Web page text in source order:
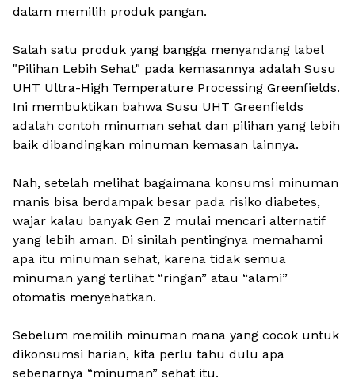
dalam memilih produk pangan.
Salah satu produk yang bangga menyandang label
"Pilihan Lebih Sehat" pada kemasannya adalah Susu
UHT Ultra-High Temperature Processing Greenfields.
Ini membuktikan bahwa Susu UHT Greenfields
adalah contoh minuman sehat dan pilihan yang lebih
baik dibandingkan minuman kemasan lainnya.
Nah, setelah melihat bagaimana konsumsi minuman
manis bisa berdampak besar pada risiko diabetes,
wajar kalau banyak Gen Z mulai mencari alternatif
yang lebih aman. Di sinilah pentingnya memahami
apa itu minuman sehat, karena tidak semua
minuman yang terlihat “ringan” atau “alami”
otomatis menyehatkan.
Sebelum memilih minuman mana yang cocok untuk
dikonsumsi harian, kita perlu tahu dulu apa
sebenarnya “minuman” sehat itu.